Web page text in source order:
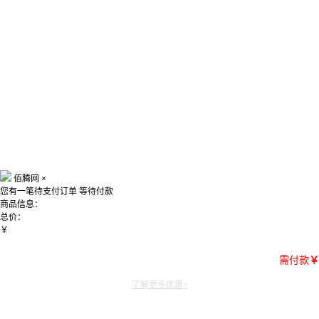
佰腾网 ×
您有一笔待支付订单 等待付款
商品信息：
总价：
￥
需付款￥
了解更多优惠~